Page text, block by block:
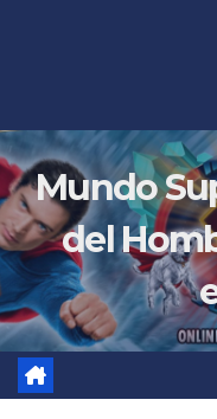
Mundo
del